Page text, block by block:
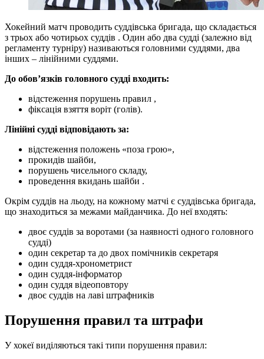
Хокейний матч проводить суддівська бригада, що складається
з трьох або чотирьох суддів . Один або два судді (залежно від
регламенту турніру) називаються головними суддями, два
інших – лінійними суддями.
До обов’язків головного судді входить:
відстеження порушень правил ,
фіксація взяття воріт (голів).
Лінійні судді відповідають за:
відстеження положень «поза грою»,
прокидів шайби,
порушень чисельного складу,
проведення вкидань шайби .
Окрім суддів на льоду, на кожному матчі є суддівська бригада,
що знаходиться за межами майданчика. До неї входять:
двоє суддів за воротами (за наявності одного головного
судді)
один секретар та до двох помічників секретаря
один суддя-хронометрист
один суддя-інформатор
один суддя відеоповтору
двоє суддів на лаві штрафників
Порушення правил та штрафи
У хокеї виділяються такі типи порушення правил: